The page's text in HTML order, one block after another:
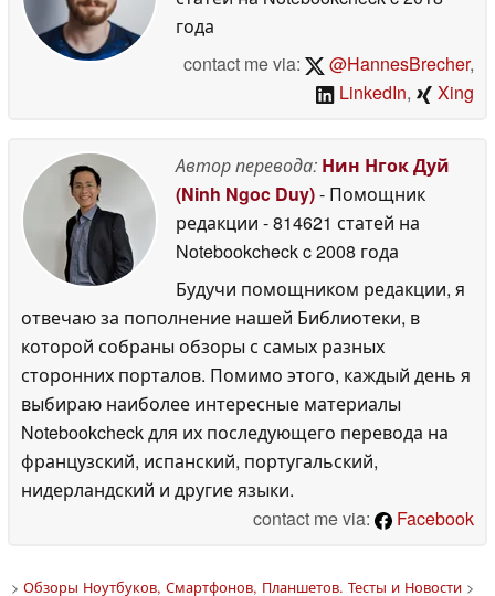
года
contact me via:
@HannesBrecher,
LinkedIn, Xing
Автор перевода: Нин Нгок Дуй
(Ninh Ngoc Duy)- Помощник
редакции - 814621 статей на
Notebookcheckc 2008 года
Будучи помощником редакции, я
отвечаю за пополнение нашей Библиотеки, в
которой собраны обзоры с самых разных
сторонних порталов. Помимо этого, каждый день я
выбираю наиболее интересные материалы
Notebookcheck для их последующего перевода на
французский, испанский, португальский,
нидерландский и другие языки.
contact me via:
Facebook
> Обзоры Ноутбуков, Смартфонов, Планшетов. Тесты и Новости>